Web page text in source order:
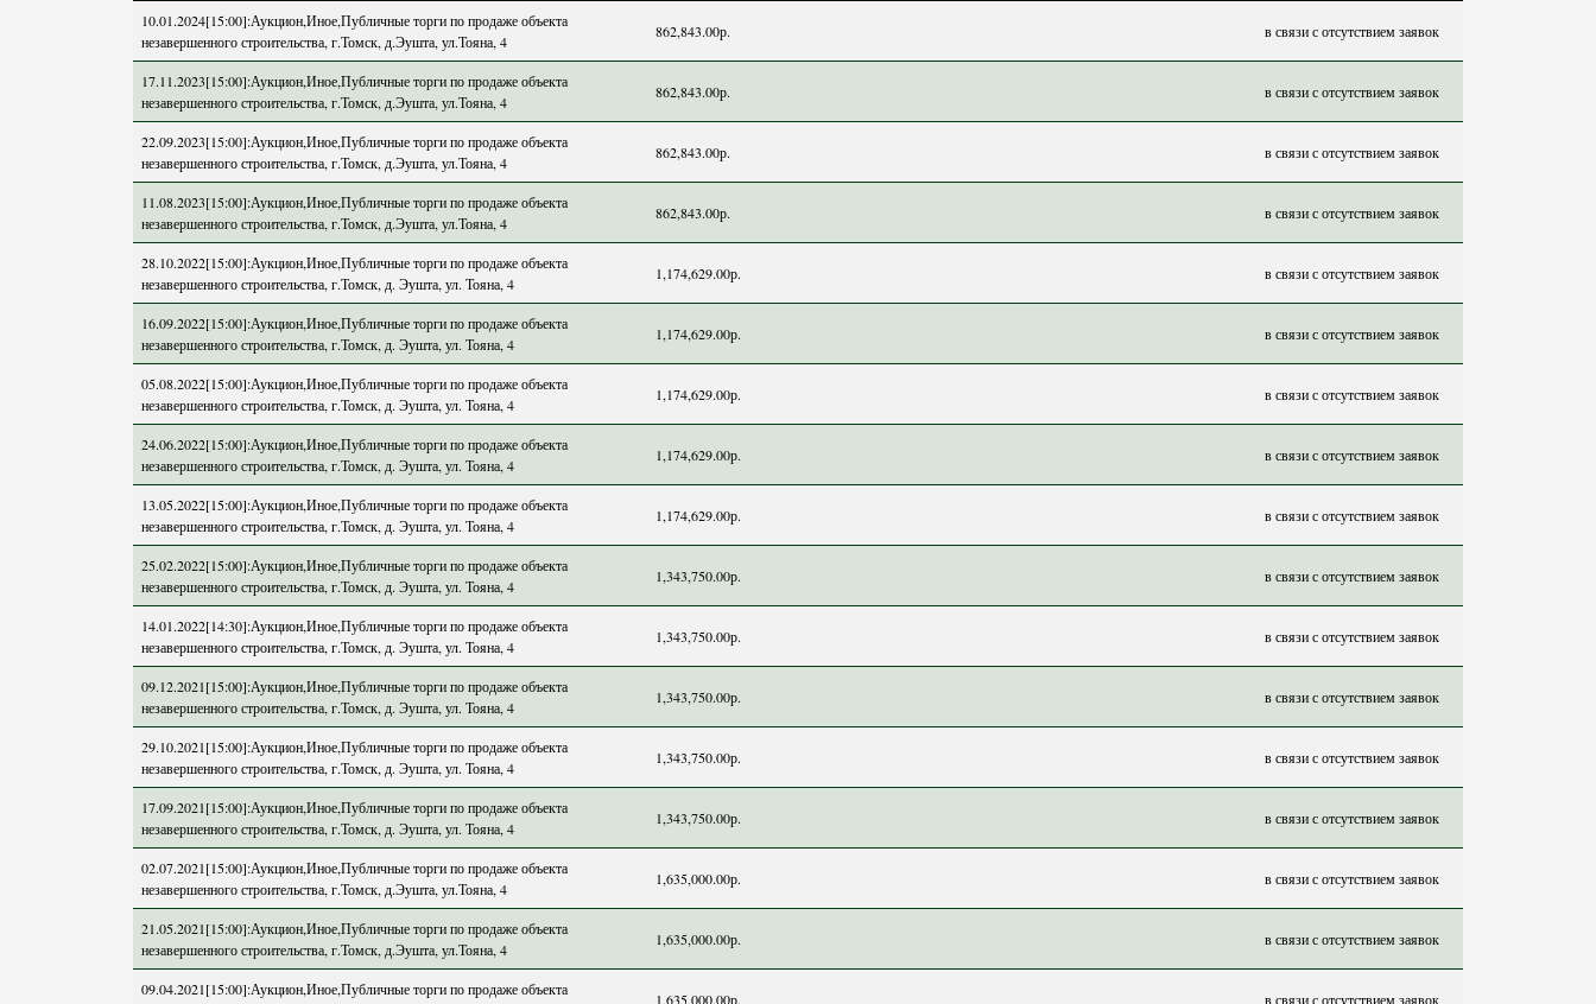
10.01.2024[15:00]:Аукцион,Иное,Публичные торги по продаже объекта
незавершенного строительства, г.Томск, д.Эушта, ул.Тояна, 4
862,843.00р. в связи с отсутствием заявок
17.11.2023[15:00]:Аукцион,Иное,Публичные торги по продаже объекта
незавершенного строительства, г.Томск, д.Эушта, ул.Тояна, 4
862,843.00р. в связи с отсутствием заявок
22.09.2023[15:00]:Аукцион,Иное,Публичные торги по продаже объекта
незавершенного строительства, г.Томск, д.Эушта, ул.Тояна, 4
862,843.00р. в связи с отсутствием заявок
11.08.2023[15:00]:Аукцион,Иное,Публичные торги по продаже объекта
незавершенного строительства, г.Томск, д.Эушта, ул.Тояна, 4
862,843.00р. в связи с отсутствием заявок
28.10.2022[15:00]:Аукцион,Иное,Публичные торги по продаже объекта
незавершенного строительства, г.Томск, д. Эушта, ул. Тояна, 4
1,174,629.00р. в связи с отсутствием заявок
16.09.2022[15:00]:Аукцион,Иное,Публичные торги по продаже объекта
незавершенного строительства, г.Томск, д. Эушта, ул. Тояна, 4
1,174,629.00р. в связи с отсутствием заявок
05.08.2022[15:00]:Аукцион,Иное,Публичные торги по продаже объекта
незавершенного строительства, г.Томск, д. Эушта, ул. Тояна, 4
1,174,629.00р. в связи с отсутствием заявок
24.06.2022[15:00]:Аукцион,Иное,Публичные торги по продаже объекта
незавершенного строительства, г.Томск, д. Эушта, ул. Тояна, 4
1,174,629.00р. в связи с отсутствием заявок
13.05.2022[15:00]:Аукцион,Иное,Публичные торги по продаже объекта
незавершенного строительства, г.Томск, д. Эушта, ул. Тояна, 4
1,174,629.00р. в связи с отсутствием заявок
25.02.2022[15:00]:Аукцион,Иное,Публичные торги по продаже объекта
незавершенного строительства, г.Томск, д. Эушта, ул. Тояна, 4
1,343,750.00р. в связи с отсутствием заявок
14.01.2022[14:30]:Аукцион,Иное,Публичные торги по продаже объекта
незавершенного строительства, г.Томск, д. Эушта, ул. Тояна, 4
1,343,750.00р. в связи с отсутствием заявок
09.12.2021[15:00]:Аукцион,Иное,Публичные торги по продаже объекта
незавершенного строительства, г.Томск, д. Эушта, ул. Тояна, 4
1,343,750.00р. в связи с отсутствием заявок
29.10.2021[15:00]:Аукцион,Иное,Публичные торги по продаже объекта
незавершенного строительства, г.Томск, д. Эушта, ул. Тояна, 4
1,343,750.00р. в связи с отсутствием заявок
17.09.2021[15:00]:Аукцион,Иное,Публичные торги по продаже объекта
незавершенного строительства, г.Томск, д. Эушта, ул. Тояна, 4
1,343,750.00р. в связи с отсутствием заявок
02.07.2021[15:00]:Аукцион,Иное,Публичные торги по продаже объекта
незавершенного строительства, г.Томск, д.Эушта, ул.Тояна, 4
1,635,000.00р. в связи с отсутствием заявок
21.05.2021[15:00]:Аукцион,Иное,Публичные торги по продаже объекта
незавершенного строительства, г.Томск, д.Эушта, ул.Тояна, 4
1,635,000.00р. в связи с отсутствием заявок
09.04.2021[15:00]:Аукцион,Иное,Публичные торги по продаже объекта
1,635,000.00р. в связи с отсутствием заявок